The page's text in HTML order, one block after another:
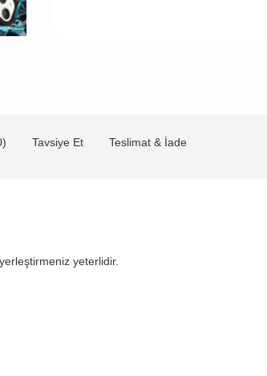
Tavsiye Et Teslimat & İade
yeterlidir.